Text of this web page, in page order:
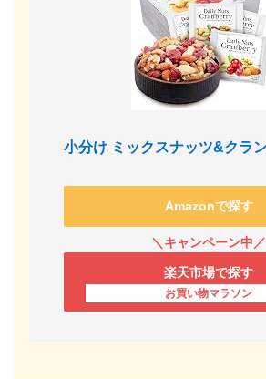
小分け ミックスナッツ&クラ
Amazonで探す
楽天市場で探す